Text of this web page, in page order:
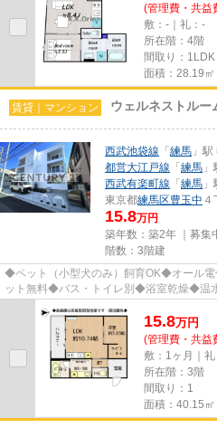
(管理費・共益
敷：-｜礼：-
所在階：4階
間取り：1LDK
面積：28.19㎡
賃貸｜マンション ウェルネストルー
西武池袋線 「 練馬 」
都営大江戸線 「 練馬
西武有楽町線 「 練馬
東京都練馬区豊玉中 ４
15.8万円
築年数：築2年 ｜募集
階数：3階建
◆ペット（小型犬のみ）飼育OK◆オール
ット無料◆バス・トイレ別◆浴室乾燥◆温
15.8万円
(管理費・共益
敷：1ヶ月｜礼
所在階：3階
間取り：1
面積：40.15㎡